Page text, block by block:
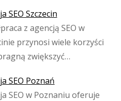
SEO Szczecin
z agencją SEO w
przynosi wiele korzyści
zwiększyć…
SEO Poznań
SEO w Poznaniu oferuje